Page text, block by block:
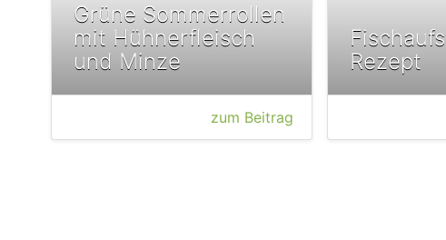
Grüne Sommerrollen
mit Hühnerfleisch
und Minze
zum Beitrag
Rezept